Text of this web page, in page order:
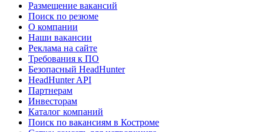
Размещение вакансий
Поиск по резюме
О компании
Наши вакансии
Реклама на сайте
Требования к ПО
Безопасный HeadHunter
HeadHunter API
Партнерам
Инвесторам
Каталог компаний
Поиск по вакансиям в Костроме